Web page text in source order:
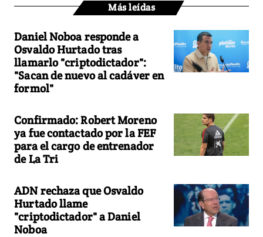
Más leídas
Daniel Noboa responde a
Osvaldo Hurtado tras
llamarlo "criptodictador":
"Sacan de nuevo al cadáver en
formol"
Confirmado: Robert Moreno
ya fue contactado por la FEF
para el cargo de entrenador
de La Tri
ADN rechaza que Osvaldo
Hurtado llame
"criptodictador" a Daniel
Noboa